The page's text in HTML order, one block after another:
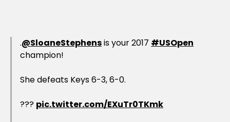
.@SloaneStephensis your 2017 #USOpen
champion!
She defeats Keys 6-3, 6-0.
??? pic.twitter.com/EXuTr0TKmk